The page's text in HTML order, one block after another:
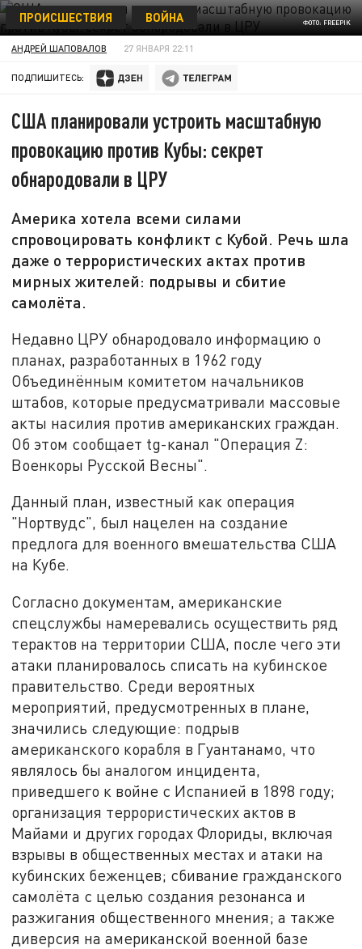
ФОТО: FREEPIK
ПРОИСШЕСТВИЯ ВОЙНА
АНДРЕЙ ШАПОВАЛОВ 27 ЯНВАРЯ 22:11
ПОДПИШИТЕСЬ:
США планировали устроить масштабную
провокацию против Кубы: секрет
обнародовали в ЦРУ
Америка хотела всеми силами
спровоцировать конфликт с Кубой. Речь шла
даже о террористических актах против
мирных жителей: подрывы и сбитие
самолёта.
Недавно ЦРУ обнародовало информацию о
планах, разработанных в 1962 году
Объединённым комитетом начальников
штабов, которые предусматривали массовые
акты насилия против американских граждан.
Об этом сообщает tg-канал "Операция Z:
Военкоры Русской Весны".
Данный план, известный как операция
"Нортвудс", был нацелен на создание
предлога для военного вмешательства США
на Кубе.
Согласно документам, американские
спецслужбы намеревались осуществить ряд
терактов на территории США, после чего эти
атаки планировалось списать на кубинское
правительство. Среди вероятных
мероприятий, предусмотренных в плане,
значились следующие: подрыв
американского корабля в Гуантанамо, что
являлось бы аналогом инцидента,
приведшего к войне с Испанией в 1898 году;
организация террористических актов в
Майами и других городах Флориды, включая
взрывы в общественных местах и атаки на
кубинских беженцев; сбивание гражданского
самолёта с целью создания резонанса и
разжигания общественного мнения; а также
диверсия на американской военной базе